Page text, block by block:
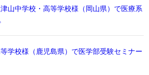
山中学校・高等学校様（岡山県）で医療系
学校様（鹿児島県）で医学部受験セミナー